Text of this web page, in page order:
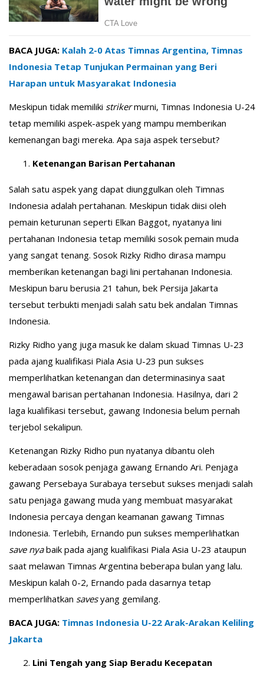
BACA JUGA: Kalah 2-0 Atas Timnas Argentina, Timnas
Indonesia Tetap Tunjukan Permainan yang Beri
Harapan untuk Masyarakat Indonesia
Meskipun tidak memiliki strikermurni, Timnas Indonesia U-24
tetap memiliki aspek-aspek yang mampu memberikan
kemenangan bagi mereka. Apa saja aspek tersebut?
Ketenangan Barisan Pertahanan
Salah satu aspek yang dapat diunggulkan oleh Timnas
Indonesia adalah pertahanan. Meskipun tidak diisi oleh
pemain keturunan seperti Elkan Baggot, nyatanya lini
pertahanan Indonesia tetap memiliki sosok pemain muda
yang sangat tenang. Sosok Rizky Ridho dirasa mampu
memberikan ketenangan bagi lini pertahanan Indonesia.
Meskipun baru berusia 21 tahun, bek Persija Jakarta
tersebut terbukti menjadi salah satu bek andalan Timnas
Indonesia.
Rizky Ridho yang juga masuk ke dalam skuad Timnas U-23
pada ajang kualifikasi Piala Asia U-23 pun sukses
memperlihatkan ketenangan dan determinasinya saat
mengawal barisan pertahanan Indonesia. Hasilnya, dari 2
laga kualifikasi tersebut, gawang Indonesia belum pernah
terjebol sekalipun.
Ketenangan Rizky Ridho pun nyatanya dibantu oleh
keberadaan sosok penjaga gawang Ernando Ari. Penjaga
gawang Persebaya Surabaya tersebut sukses menjadi salah
satu penjaga gawang muda yang membuat masyarakat
Indonesia percaya dengan keamanan gawang Timnas
Indonesia. Terlebih, Ernando pun sukses memperlihatkan
save nyabaik pada ajang kualifikasi Piala Asia U-23 ataupun
saat melawan Timnas Argentina beberapa bulan yang lalu.
Meskipun kalah 0-2, Ernando pada dasarnya tetap
memperlihatkan savesyang gemilang.
BACA JUGA: Timnas Indonesia U-22 Arak-Arakan Keliling
Jakarta
Lini Tengah yang Siap Beradu Kecepatan